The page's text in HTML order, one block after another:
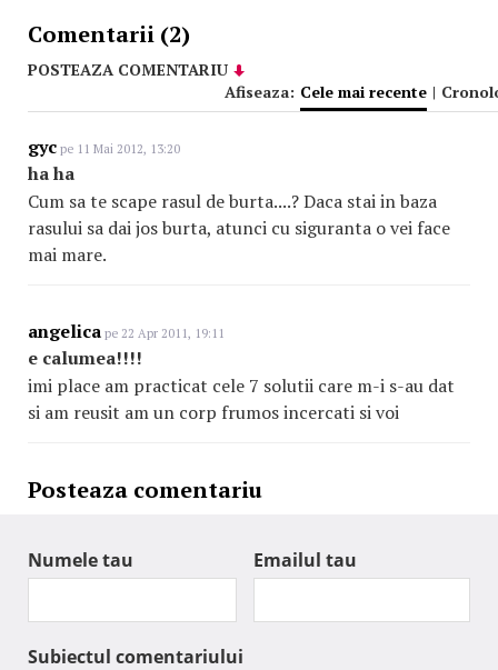
Comentarii (2)
POSTEAZA COMENTARIU
Afiseaza: Cele mai recente |
gyc pe 11 Mai 2012, 13:20
ha ha
Cum sa te scape rasul de burta....? Daca stai in baza
rasului sa dai jos burta, atunci cu siguranta o vei face
mai mare.
angelica pe 22 Apr 2011, 19:11
e calumea!!!!
imi place am practicat cele 7 solutii care m-i s-au dat
si am reusit am un corp frumos incercati si voi
Posteaza comentariu
Numele tau Emailul tau
Subiectul comentariului